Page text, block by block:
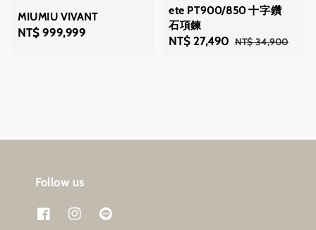
MIUMIU VIVANT
Regular
NT$ 999,999
ete PT900/850 十字鑽
石項鍊
Sale
NT$ 27,490 Regular
NT$ 34,900
Follow us